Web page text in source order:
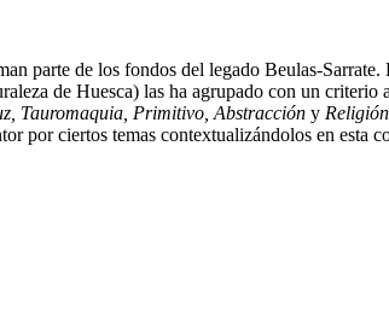
parte de los fondos del legado Beulas-
de Huesca) las ha agrupado con un criterio
Tauromaquia, Primitivo, Abstracción y Religión
ciertos temas contextualizándolos en esta